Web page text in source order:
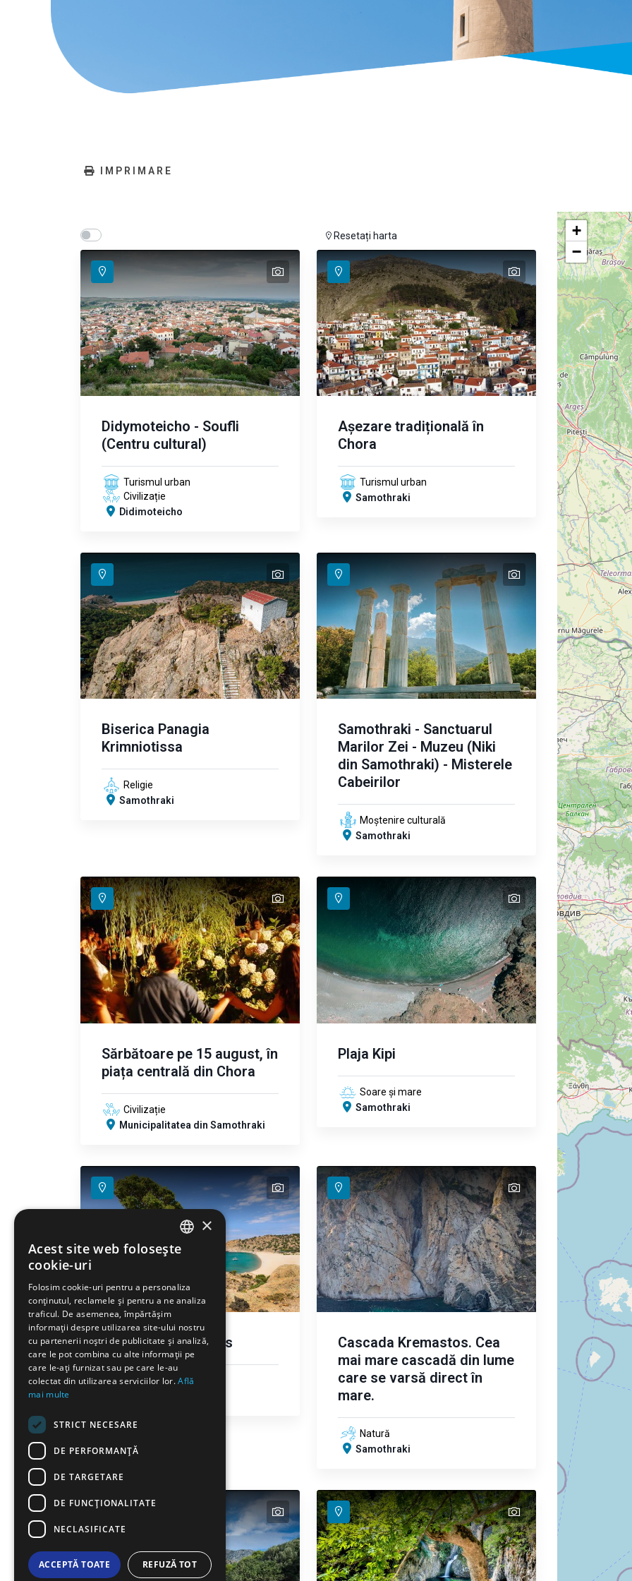
IMPRIMARE
Show map on mouse hover Resetați harta
text
Didymoteicho - Soufli
(Centru cultural)
Turismul urban
Civilizație
Didimoteicho
text
Așezare tradițională în
Chora
Turismul urban
Samothraki
text
Biserica Panagia
Krimniotissa
Religie
Samothraki
text
Samothraki - Sanctuarul
Marilor Zei - Muzeu (Niki
din Samothraki) - Misterele
Cabeirilor
Moștenire culturală
Samothraki
text
Sărbătoare pe 15 august, în
piața centrală din Chora
Civilizație
Municipalitatea din Samothraki
text
text
text
Plaja Kipi
Soare și mare
Samothraki
text
Plaja Pachia Ammos
Soare și mare
text
Cascada Kremastos. Cea
mai mare cascadă din lume
care se varsă direct în
mare.
Natură
Samothraki
text text
text
text
text
+
−
ENGLISH
FRENCH
BULGARIAN
GERMAN
ROMANIAN
×
Acest site web folosește
cookie-uri
Folosim cookie-uri pentru a personaliza
conținutul, reclamele și pentru a ne analiza
traficul. De asemenea, împărtășim
informații despre utilizarea site-ului nostru
cu partenerii noștri de publicitate și analiză,
care le pot combina cu alte informații pe
care le-ați furnizat sau pe care le-au
colectat din utilizarea serviciilor lor.Află
mai multe
STRICT NECESARE
DE PERFORMANȚĂ
DE TARGETARE
DE FUNCŢIONALITATE
NECLASIFICATE
ACCEPTĂ TOATE REFUZĂ TOT